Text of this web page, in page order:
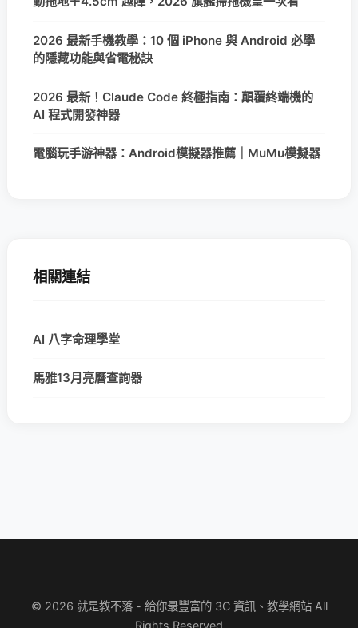
2026 最新手機教學：10 個 iPhone 與 Android 必學
的隱藏功能與省電秘訣
2026 最新！Claude Code 終極指南：顛覆終端機的
AI 程式開發神器
電腦玩手游神器：Android模擬器推薦｜MuMu模擬器
相關連結
AI 八字命理學堂
馬雅13月亮曆查詢器
© 2026 就是教不落 - 給你最豐富的 3C 資訊、教學網站 All
Rights Reserved